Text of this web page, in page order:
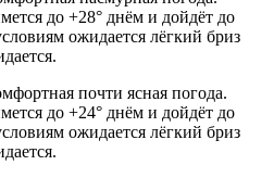
до +28° днём и дойдёт до
ожидается лёгкий бриз
почти ясная погода.
до +24° днём и дойдёт до
ожидается лёгкий бриз